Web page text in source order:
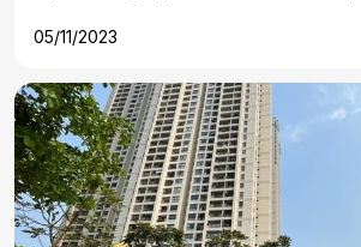
trên địa bàn thành phố Hà Nội.
05/11/2023